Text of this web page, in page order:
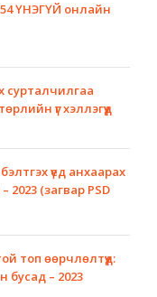
54 ҮНЭГҮЙ онлайн
сурталчилгаа
үг хэллэгүүд
үед анхаарах
2023 (загвар PSD
топ өөрчлөлтүүд:
бусад – 2023